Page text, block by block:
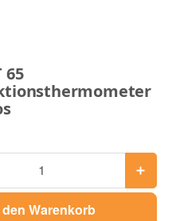
65
den Warenkorb